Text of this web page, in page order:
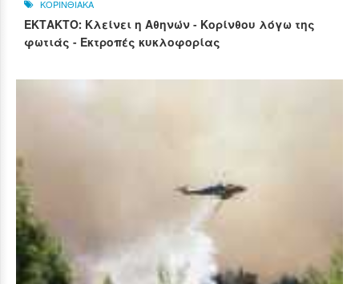
ΚΟΡΙΝΘΙΑΚΑ
ΕΚΤΑΚΤΟ: Κλείνει η Αθηνών - Κορίνθου λόγω της
φωτιάς - Εκτροπές κυκλοφορίας